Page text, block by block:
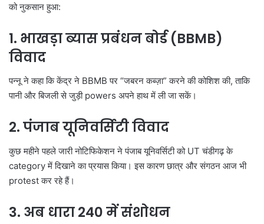
को नुकसान हुआ:
1. भाखड़ा ब्यास प्रबंधन बोर्ड (BBMB)
विवाद
पन्नू ने कहा कि केंद्र ने BBMB पर “जबरन कब्ज़ा” करने की कोशिश की, ताकि
पानी और बिजली से जुड़ी powers अपने हाथ में ली जा सकें।
2.पंजाब यूनिवर्सिटी विवाद
कुछ महीने पहले जारी नोटिफिकेशन ने पंजाब यूनिवर्सिटी को UT चंडीगढ़ के
category में दिखाने का प्रयास किया। इस कारण छात्र और संगठन आज भी
protest कर रहे हैं।
3. अब धारा240में संशोधन